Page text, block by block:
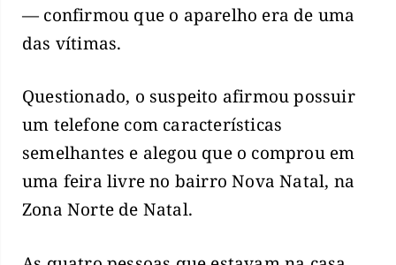
— confirmou que o aparelho era de uma
das vítimas.
Questionado, o suspeito afirmou possuir
um telefone com características
semelhantes e alegou que o comprou em
uma feira livre no bairro Nova Natal, na
Zona Norte de Natal.